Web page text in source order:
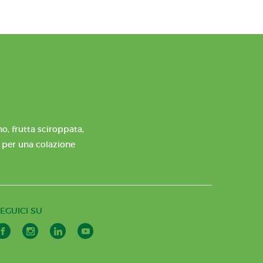
frutta sciroppata,
una colazione
SU